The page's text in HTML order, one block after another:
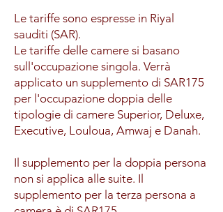
Le tariffe sono espresse in Riyal
sauditi (SAR).
Le tariffe delle camere si basano
sull'occupazione singola. Verrà
applicato un supplemento di SAR175
per l'occupazione doppia delle
tipologie di camere Superior, Deluxe,
Executive, Louloua, Amwaj e Danah.
Il supplemento per la doppia persona
non si applica alle suite. Il
supplemento per la terza persona a